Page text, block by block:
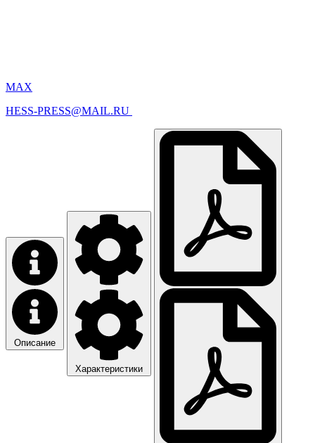
MAX
HESS-PRESS@MAIL.RU
Описание
Характеристики